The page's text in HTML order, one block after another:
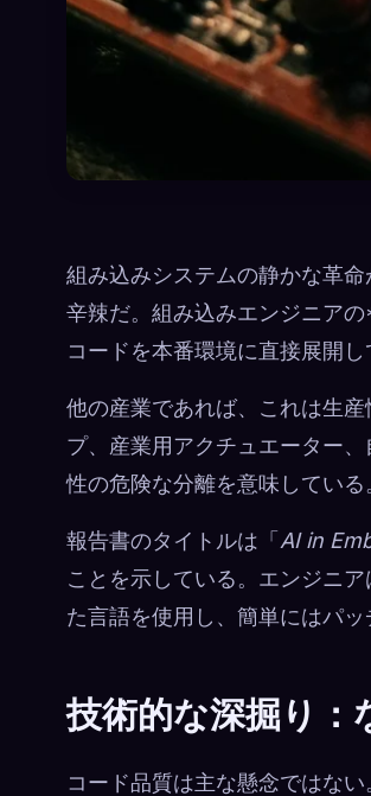
組み込みシステムの静かな革
辛辣だ。組み込みエンジニア
コードを本番環境に直接展開し
他の産業であれば、これは生
プ、産業用アクチュエーター
性の危険な分離を意味している
報告書のタイトルは「 AI in
ことを示している。エンジニ
た言語を使用し、簡単にはパ
技術的な深掘り：
コード品質は主な懸念ではな